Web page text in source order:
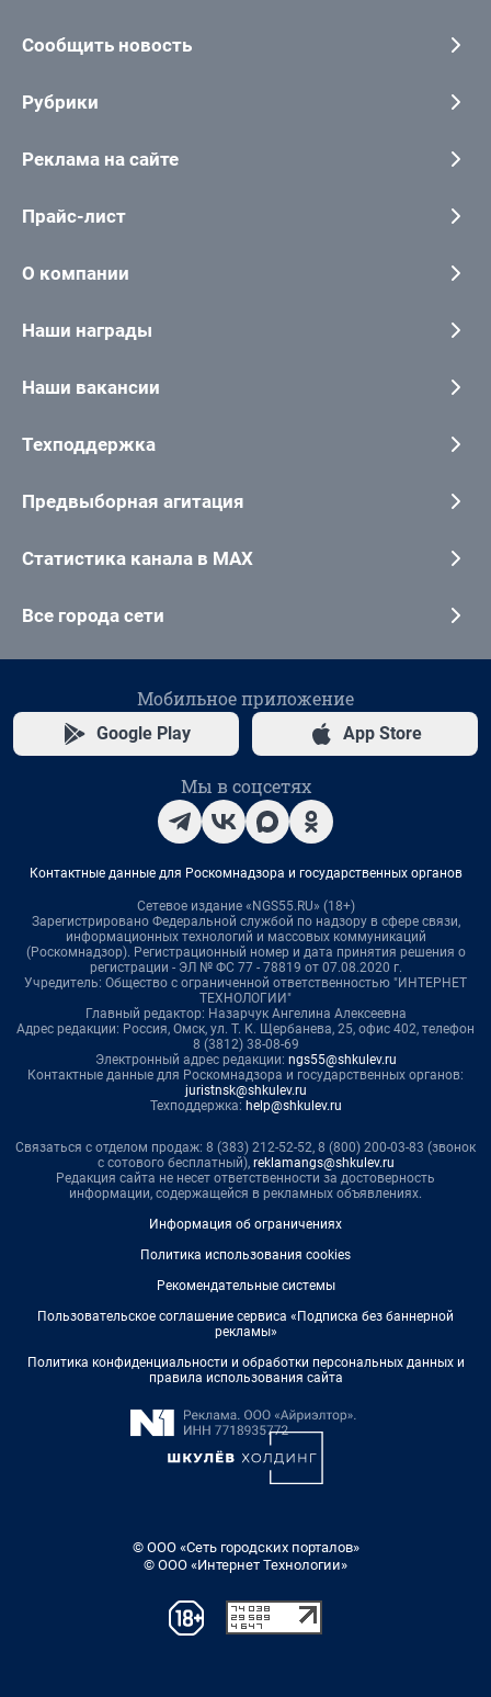
Сообщить новость
Рубрики
Реклама на сайте
Прайс-лист
О компании
Наши награды
Наши вакансии
Техподдержка
Предвыборная агитация
Статистика канала в MAX
Все города сети
Мобильное приложение
Google Play App Store
Мы в соцсетях
Контактные данные для Роскомнадзора и государственных органов
Сетевое издание «NGS55.RU» (18+)
Зарегистрировано Федеральной службой по надзору в сфере связи,
информационных технологий и массовых коммуникаций
(Роскомнадзор). Регистрационный номер и дата принятия решения о
регистрации - ЭЛ № ФС 77 - 78819 от 07.08.2020 г.
Учредитель: Общество с ограниченной ответственностью "ИНТЕРНЕТ
ТЕХНОЛОГИИ"
Главный редактор: Назарчук Ангелина Алексеевна
Адрес редакции: Россия, Омск, ул. Т. К. Щербанева, 25, офис 402, телефон
8 (3812) 38-08-69
Электронный адрес редакции: ngs55@shkulev.ru
Контактные данные для Роскомнадзора и государственных органов:
juristnsk@shkulev.ru
Техподдержка: help@shkulev.ru
Связаться с отделом продаж: 8 (383) 212-52-52, 8 (800) 200-03-83 (звонок
с сотового бесплатный), reklamangs@shkulev.ru
Редакция сайта не несет ответственности за достоверность
информации, содержащейся в рекламных объявлениях.
Информация об ограничениях
Политика использования cookies
Рекомендательные системы
Пользовательское соглашение сервиса «Подписка без баннерной
рекламы»
Политика конфиденциальности и обработки персональных данных и
правила использования сайта
© ООО «Сеть городских порталов»
© ООО «Интернет Технологии»